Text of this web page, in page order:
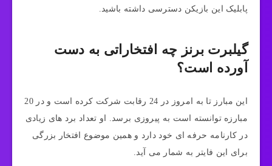
پابلیک این بازیکن دسترسی داشته باشید.
گیلبرت برنز چه افتخاراتی به دست
آورده است؟
این مبارز تا به امروز در 24 رقابت شرکت کرده است و در 20
مبارزه توانسته است به پیروزی برسد. او تعداد برد های زیادی
در کارنامه حرفه ای خود دارد و همین موضوع افتخار بزرگی
برای این فایتر به شمار می آید.